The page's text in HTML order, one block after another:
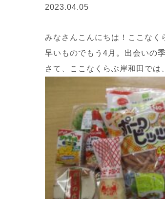
2023.04.05
みなさんこんにちは！ここなく
早いものでもう4月。出会いの
さて、ここなくらぶ岸和田では